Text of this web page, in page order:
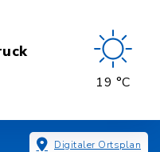
19 °C
Digitaler Ortsplan